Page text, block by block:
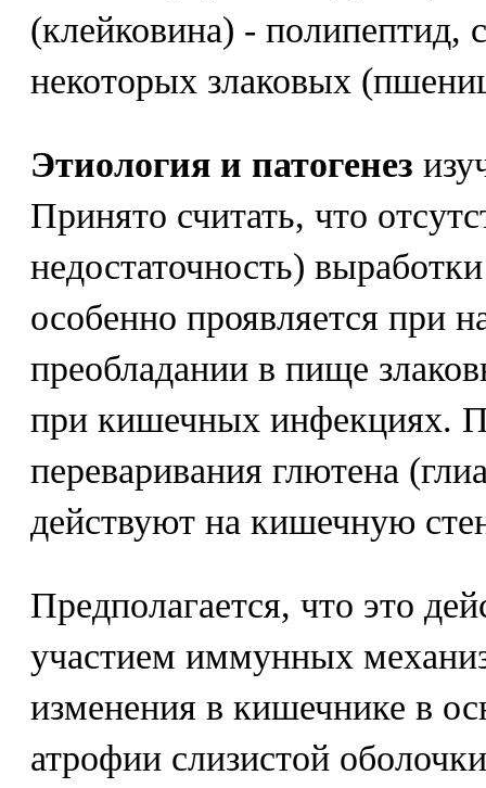
(клейковина) - полипептид,
некоторых злаковых
Этиология и патогенез
Принято считать, что
недостаточность)
особенно проявляется при
преобладании в пище
при кишечных инфекциях.
переваривания глютена
действуют на кишечную
Предполагается, что это
участием иммунных
изменения в кишечнике в
атрофии слизистой